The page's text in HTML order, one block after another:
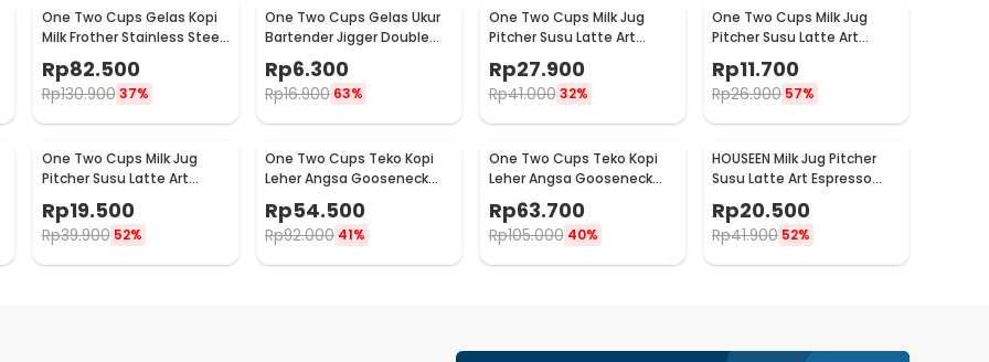
One Two Cups Gelas Kopi
Milk Frother Stainless Steel
400ml - WZ0011
Rp82.500
Rp130.900 37%
One Two Cups Gelas Ukur
Bartender Jigger Double
Shot 15ml and 30ml - LE2
Rp6.300
Rp16.900 63%
One Two Cups Milk Jug
Pitcher Susu Latte Art
200ml - J068
Rp27.900
Rp41.000 32%
One Two Cups Milk Jug
Pitcher Susu Latte Art
1oz - S06HG
Rp11.700
Rp26.900 57%
One Two Cups Milk Jug
Pitcher Susu Latte Art
5oz - S06HG
Rp19.500
Rp39.900 52%
One Two Cups Teko Kopi
Leher Angsa Gooseneck
- AA049
Rp54.500
Rp92.000 41%
One Two Cups Teko Kopi
Leher Angsa Gooseneck
Pour Over Drip Kettle 350ml
- AA049
Rp63.700
Rp105.000 40%
HOUSEEN Milk Jug Pitcher
Susu Latte Art Espresso
DL060
Rp20.500
Rp41.900 52%